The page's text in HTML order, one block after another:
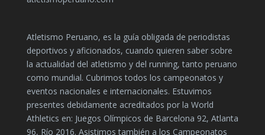
Atletismo Peruano, es la guía obligada de periodistas
deportivos y aficionados, cuando quieren saber sobre
la actualidad del atletismo y del running, tanto peruano
como mundial. Cubrimos todos los campeonatos y
eventos nacionales e internacionales. Estuvimos
presentes debidamente acreditados por la World
Athletics en: Juegos Olímpicos de Barcelona 92, Atlanta
96, Río 2016. Asistimos también a los Campeonatos